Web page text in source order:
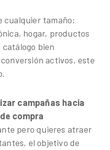
cualquier tamaño:
hogar, productos
bien
activos, este
campañas hacia
compra
pero quieres atraer
el objetivo de